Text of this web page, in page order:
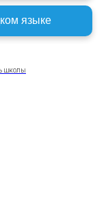
языке
школы